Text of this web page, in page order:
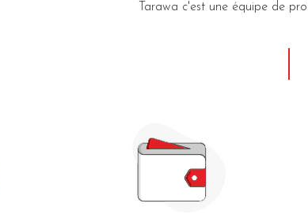
Tarawa c'est une équipe de